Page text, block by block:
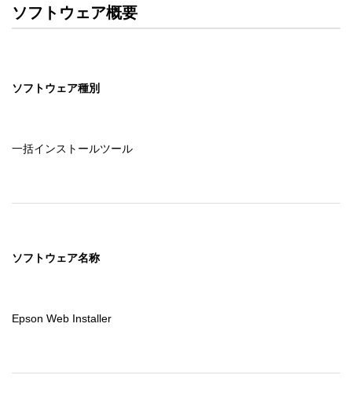
ソフトウェアの保証範囲
・ソフトウェアのダウンロード・導入はお客様の責任にお
セイコーエプソン株式会社に帰属します。
ソフトウェア概要
ソフトウェア種別
一括インストールツール
ソフトウェア名称
Epson Web Installer